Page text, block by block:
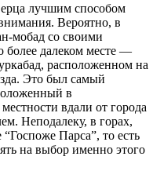
лучшим способом
Вероятно, в
мобад со своими
далеком месте —
расположенном на
Это был самый
в
вдали от города
Неподалеку, в горах,
Парса”, то есть
на выбор именно этого